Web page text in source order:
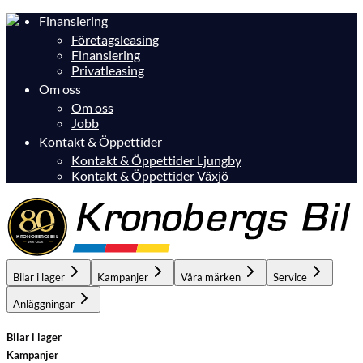
Finansiering
Företagsleasing
Finansiering
Privatleasing
Om oss
Om oss
Jobb
Kontakt & Öppettider
Kontakt & Öppettider Ljungby
Kontakt & Öppettider Växjö
Bilar i lager Kampanjer Våra märken Service
Anläggningar
Bilar i lager
Kampanjer